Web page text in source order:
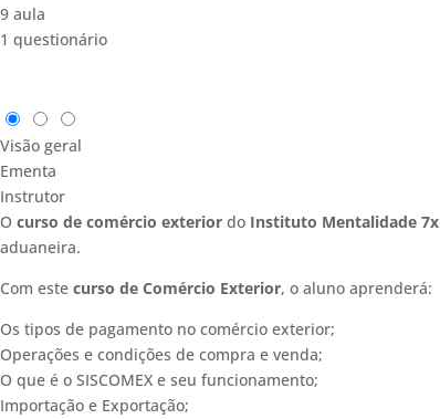
9 aula
1 questionário
Visão geral
Ementa
Instrutor
O curso de comércio exterior do Instituto Mentalidade 7x
aduaneira.
Com este curso de Comércio Exterior, o aluno aprenderá:
Os tipos de pagamento no comércio exterior;
Operações e condições de compra e venda;
O que é o SISCOMEX e seu funcionamento;
Importação e Exportação;